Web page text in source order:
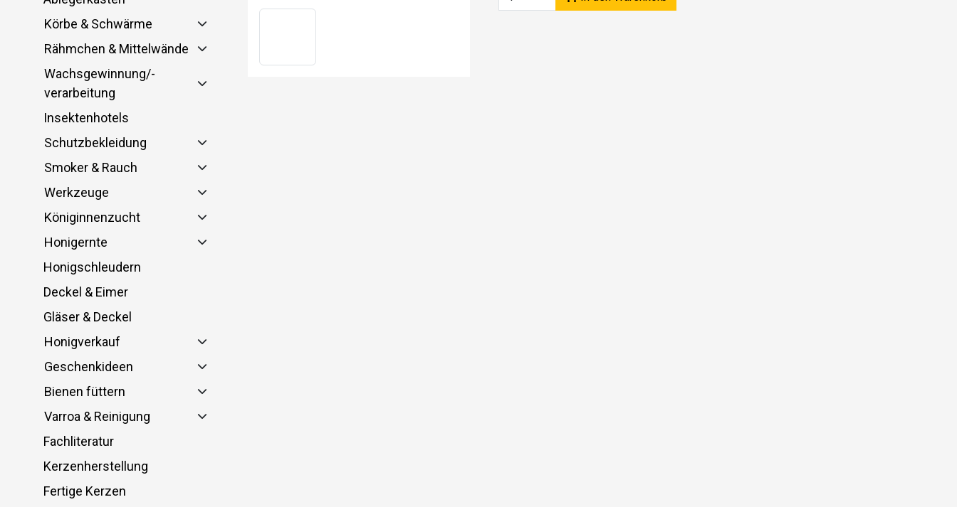
Körbe & Schwärme
Rähmchen & Mittelwände
Wachsgewinnung/-
verarbeitung
Insektenhotels
Schutzbekleidung
Smoker & Rauch
Werkzeuge
Königinnenzucht
Honigernte
Honigschleudern
Deckel & Eimer
Gläser & Deckel
Honigverkauf
Geschenkideen
Bienen füttern
Varroa & Reinigung
Fachliteratur
Kerzenherstellung
Fertige Kerzen